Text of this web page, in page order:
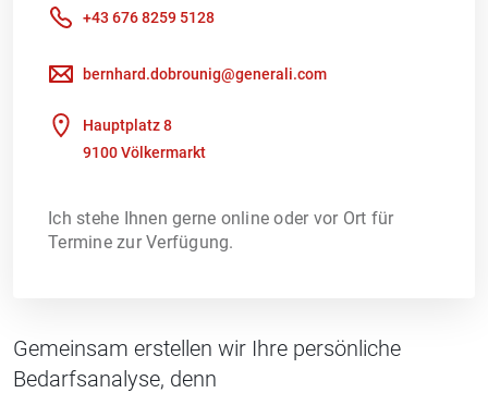
+43 676 8259 5128
bernhard.dobrounig@generali.com
Hauptplatz 8
9100 Völkermarkt
Ich stehe Ihnen gerne online oder vor Ort für
Termine zur Verfügung.
Gemeinsam erstellen wir Ihre persönliche
Bedarfsanalyse, denn